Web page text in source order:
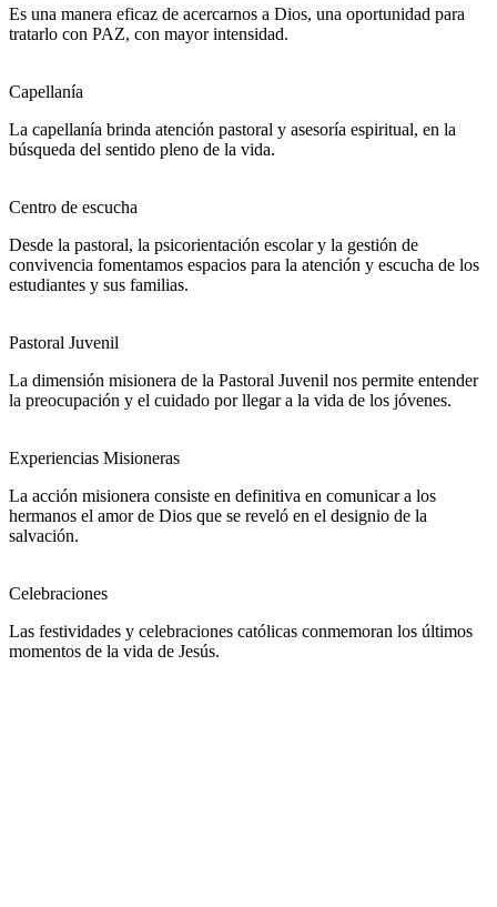
Es una manera eficaz de acercarnos a Dios, una oportunidad para
tratarlo con PAZ, con mayor intensidad.
Capellanía
La capellanía brinda atención pastoral y asesoría espiritual, en la
búsqueda del sentido pleno de la vida.
Centro de escucha
Desde la pastoral, la psicorientación escolar y la gestión de
convivencia fomentamos espacios para la atención y escucha de los
estudiantes y sus familias.
Pastoral Juvenil
La dimensión misionera de la Pastoral Juvenil nos permite entender
la preocupación y el cuidado por llegar a la vida de los jóvenes.
Experiencias Misioneras
La acción misionera consiste en definitiva en comunicar a los
hermanos el amor de Dios que se reveló en el designio de la
salvación.
Celebraciones
Las festividades y celebraciones católicas conmemoran los últimos
momentos de la vida de Jesús.